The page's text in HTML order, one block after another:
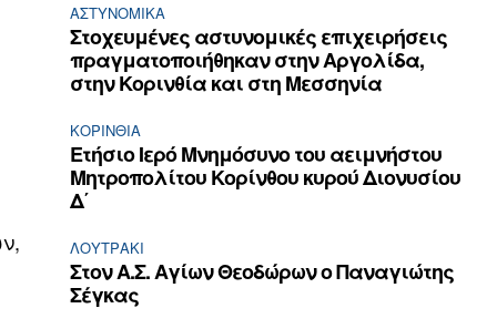
ΑΣΤΥΝΟΜΙΚΆ
Στοχευμένες αστυνομικές επιχειρήσεις
πραγματοποιήθηκαν στην Αργολίδα,
στην Κορινθία και στη Μεσσηνία
ΚΟΡΙΝΘΊΑ
Ετήσιο Ιερό Μνημόσυνο του αειμνήστου
Μητροπολίτου Κορίνθου κυρού Διονυσίου
Δ΄
ΛΟΥΤΡΆΚΙ
Στον Α.Σ. Αγίων Θεοδώρων ο Παναγιώτης
Σέγκας